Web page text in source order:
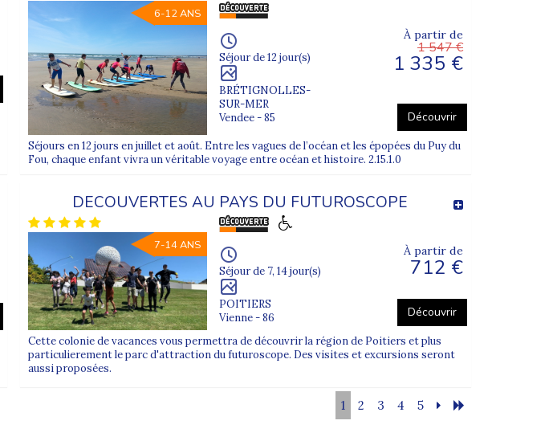
6-12 ANS
Séjour de 12 jour(s)
BRÉTIGNOLLES-
SUR-MER
Vendee - 85
À partir de
1 547 €
1 335 €
Découvrir
Séjours en 12 jours en juillet et août. Entre les vagues de l’océan et les épopées du Puy du
Fou, chaque enfant vivra un véritable voyage entre océan et histoire. 2.15.1.0
DECOUVERTES AU PAYS DU FUTUROSCOPE
7-14 ANS
Séjour de 7, 14 jour(s)
POITIERS
Vienne - 86
À partir de
712 €
Découvrir
Cette colonie de vacances vous permettra de découvrir la région de Poitiers et plus
particulierement le parc d'attraction du futuroscope. Des visites et excursions seront
aussi proposées.
1 2 3 4 5